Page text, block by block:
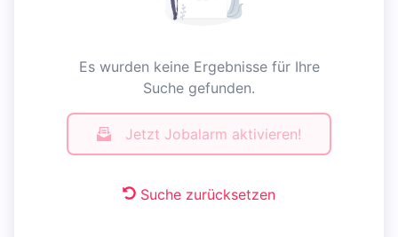
Es wurden keine Ergebnisse für Ihre
Suche gefunden.
Jetzt Jobalarm aktivieren!
Suche zurücksetzen